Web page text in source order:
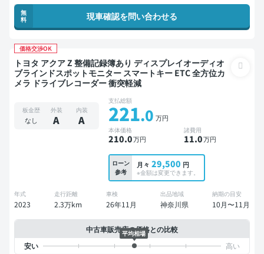
無
料
現車確認を問い合わせる
価格交渉OK
トヨタ アクア Z 整備記録簿あり ディスプレイオーディオ
ブラインドスポットモニター スマートキー ETC 全方位カ
メラ ドライブレコーダー 衝突軽減
板金歴
なし
外装
A
内装
A
支払総額
221.0 万円
本体価格
210.0万円
諸費用
11.0万円
ローン
参考
月々 29,500 円
※金額は変更できます。
年式
2023
走行距離
2.3万km
車検
26年11月
出品地域
神奈川県
納期の目安
10月〜11月
中古車販売店の価格との比較
平均相場